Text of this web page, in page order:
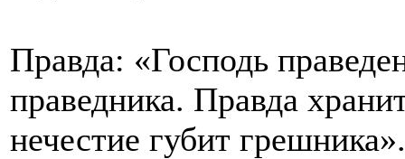
Правда: «Господь
праведника. Правда
нечестие губит грешника».